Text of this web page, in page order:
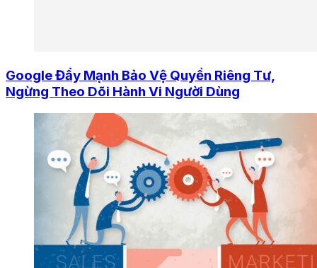
Google Đẩy Mạnh Bảo Vệ Quyền Riêng Tư,
Ngừng Theo Dõi Hành Vi Người Dùng